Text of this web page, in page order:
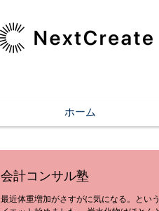
ホーム
会計コンサル塾
最近体重増加がさすがに気になる。とい